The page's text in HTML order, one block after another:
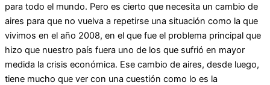
para todo el mundo. Pero es cierto que necesita un cambio de
aires para que no vuelva a repetirse una situación como la que
vivimos en el año 2008, en el que fue el problema principal que
hizo que nuestro país fuera uno de los que sufrió en mayor
medida la crisis económica. Ese cambio de aires, desde luego,
tiene mucho que ver con una cuestión como lo es la